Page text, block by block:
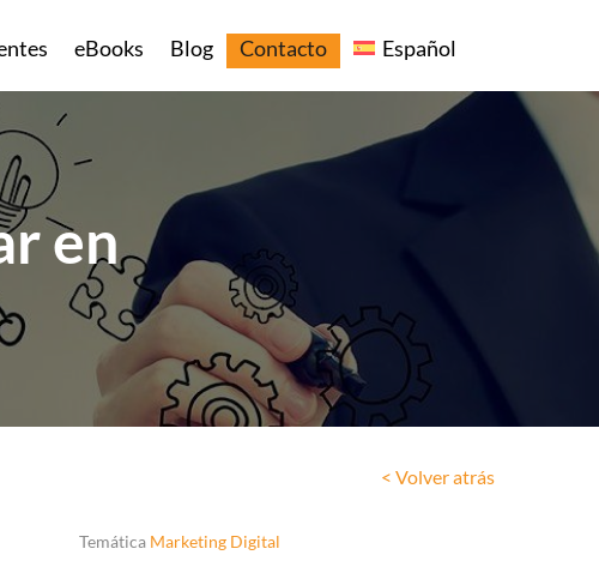
eBooks Blog Contacto Español
en
< Volver atrás
Temática Marketing Digital